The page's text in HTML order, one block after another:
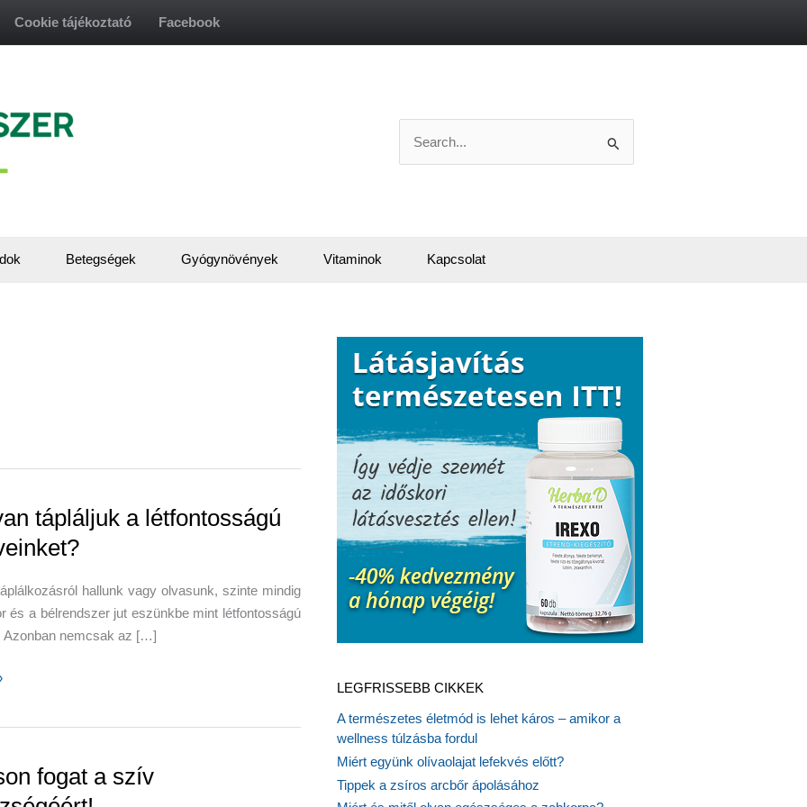
Cookie tájékoztató Facebook
for:
Betegségek Gyógynövények Vitaminok Kapcsolat
tápláljuk a létfontosságú
hallunk vagy olvasunk, szinte mindig
és a bélrendszer jut eszünkbe mint létfontosságú
Azonban nemcsak az […]
fogat a szív
LEGFRISSEBB CIKKEK
A természetes életmód is lehet káros – amikor a
wellness túlzásba fordul
Miért együnk olívaolajat lefekvés előtt?
Tippek a zsíros arcbőr ápolásához